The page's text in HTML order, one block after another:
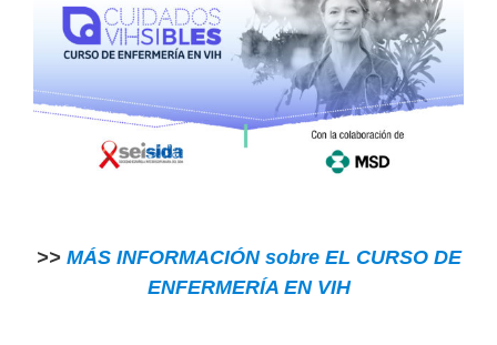
>> MÁS INFORMACIÓN sobre EL CURSO DE
ENFERMERÍA EN VIH